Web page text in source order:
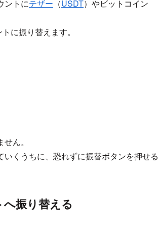
ントにテザー （USDT）やビットコイン
に振り替えます。
ん。
くうちに、恐れずに振替ボタンを押せる
振り替える